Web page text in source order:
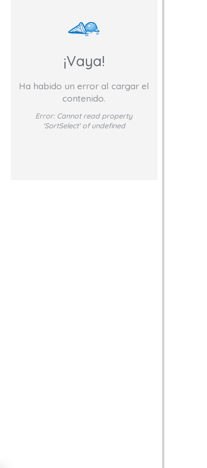
¡Vaya!
Ha habido un error al cargar el
contenido.
Error: Cannot read property
'SortSelect' of undefined